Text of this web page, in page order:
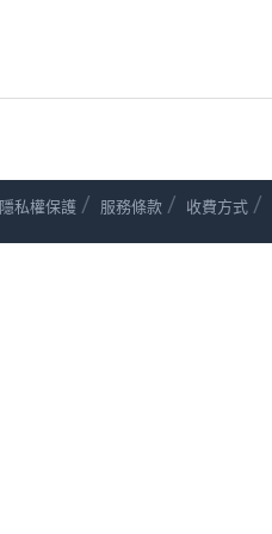
隱私權保護 / 服務條款 / 收費方式 /